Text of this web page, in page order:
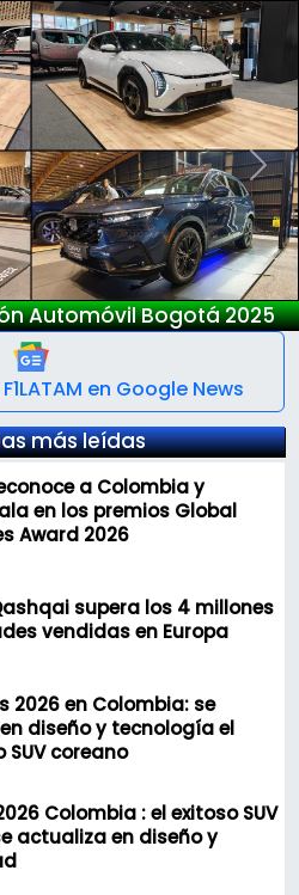
Deepal S05
Next
en Google News
más leídas
a Colombia y
en los premios Global
Award 2026
supera los 4 millones
vendidas en Europa
2026 en Colombia: se
diseño y tecnología el
SUV coreano
Colombia : el exitoso SUV
actualiza en diseño y